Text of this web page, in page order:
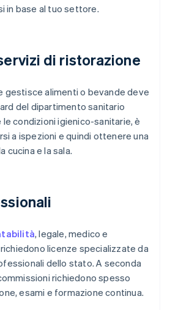
in base al tuo settore.
di ristorazione
gestisce alimenti o bevande deve
del dipartimento sanitario
condizioni igienico-sanitarie, è
a ispezioni e quindi ottenere una
cucina e la sala.
, legale, medico e
licenze specializzate da
dello stato. A seconda
richiedono spesso
esami e formazione continua.